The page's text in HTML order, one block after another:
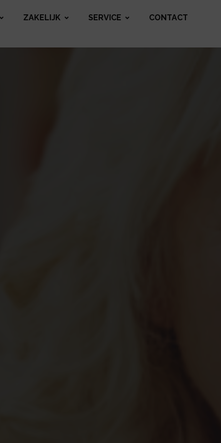
ZAKELIJK SERVICE CONTACT